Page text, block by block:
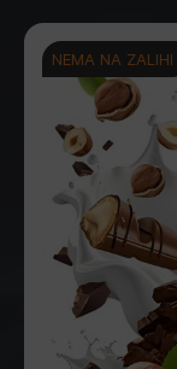
NEMA NA ZALIHI